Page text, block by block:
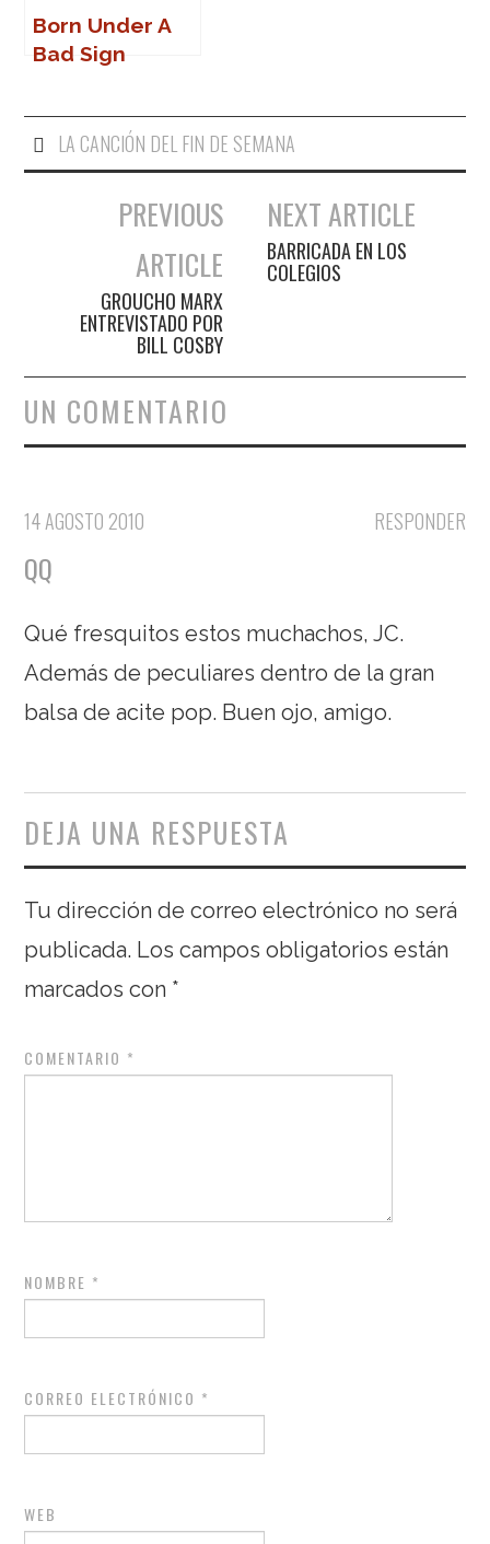
Born Under A
Bad Sign
LA CANCIÓN DEL FIN DE SEMANA
Navegación de entradas
PREVIOUS
ARTICLE
GROUCHO MARX
ENTREVISTADO POR
BILL COSBY
NEXT ARTICLE
BARRICADA EN LOS
COLEGIOS
UN COMENTARIO
RESPONDER
14 AGOSTO 2010
QQ
Qué fresquitos estos muchachos, JC.
Además de peculiares dentro de la gran
balsa de acite pop. Buen ojo, amigo.
DEJA UNA RESPUESTA
Tu dirección de correo electrónico no será
publicada. Los campos obligatorios están
marcados con *
COMENTARIO *
NOMBRE *
CORREO ELECTRÓNICO *
WEB